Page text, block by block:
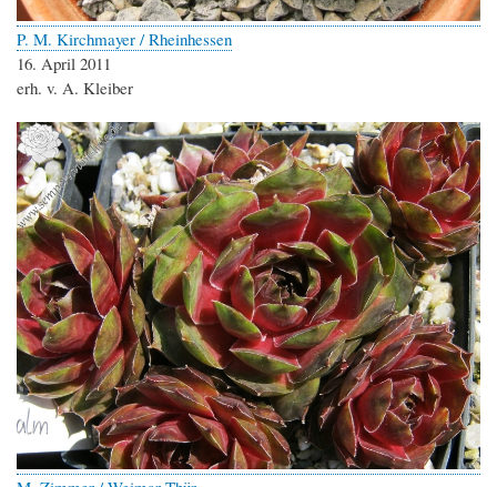
P. M. Kirchmayer / Rheinhessen
16. April 2011
erh. v. A. Kleiber